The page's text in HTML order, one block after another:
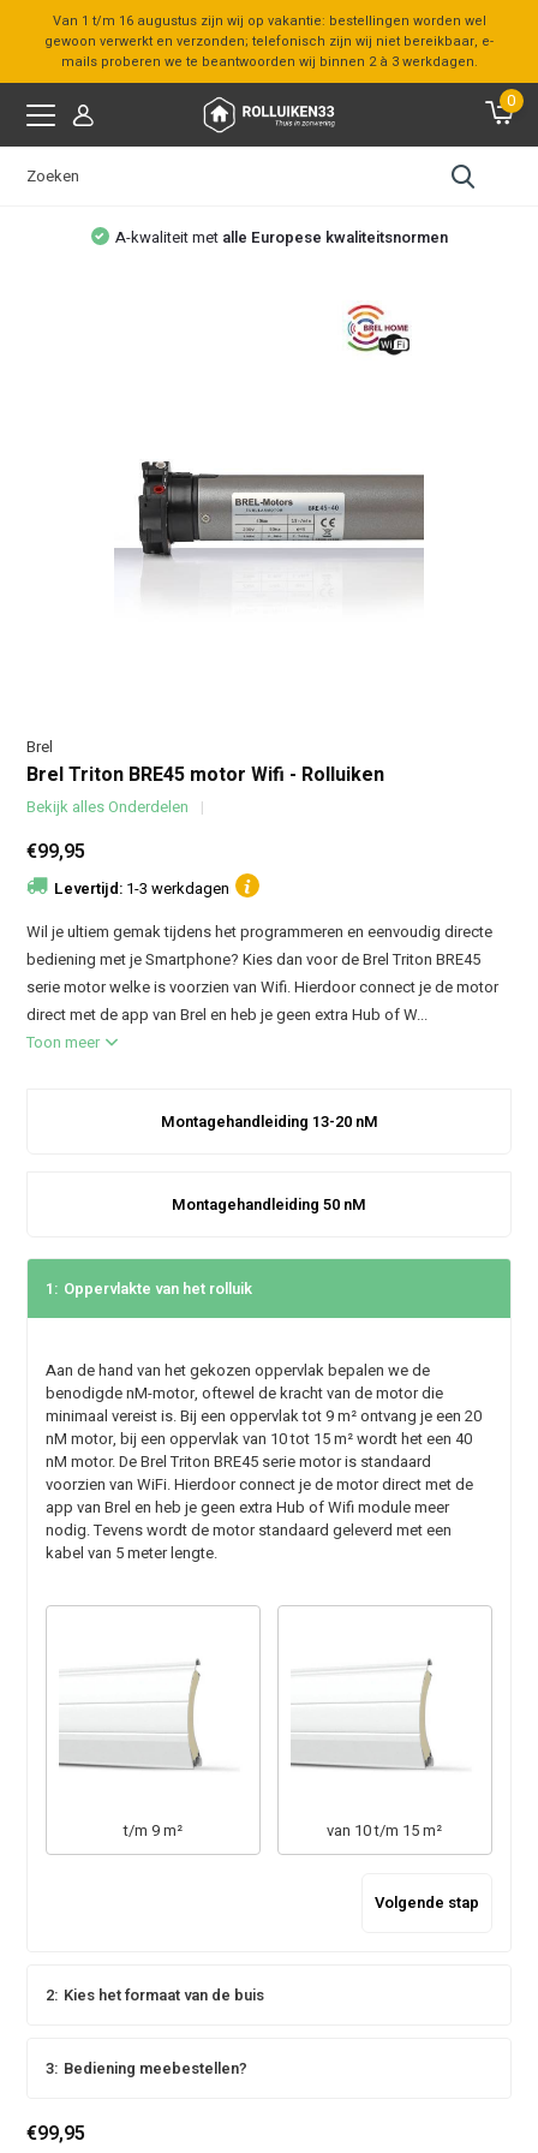
Van 1 t/m 16 augustus zijn wij op vakantie: bestellingen worden wel
gewoon verwerkt en verzonden; telefonisch zijn wij niet bereikbaar, e-
mails proberen we te beantwoorden wij binnen 2 à 3 werkdagen.
0
A-kwaliteit met alle Europese kwaliteitsnormen
Brel
Brel Triton BRE45 motor Wifi - Rolluiken
Bekijk alles Onderdelen
€99,95
Levertijd: 1-3 werkdagen
Wil je ultiem gemak tijdens het programmeren en eenvoudig directe
bediening met je Smartphone? Kies dan voor de Brel Triton BRE45
serie motor welke is voorzien van Wifi. Hierdoor connect je de motor
direct met de app van Brel en heb je geen extra Hub of W...
Toon meer
Montagehandleiding 13-20 nM
Montagehandleiding 50 nM
1: Oppervlakte van het rolluik
Aan de hand van het gekozen oppervlak bepalen we de
benodigde nM-motor, oftewel de kracht van de motor die
minimaal vereist is. Bij een oppervlak tot 9 m² ontvang je een 20
nM motor, bij een oppervlak van 10 tot 15 m² wordt het een 40
nM motor. De Brel Triton BRE45 serie motor is standaard
voorzien van WiFi. Hierdoor connect je de motor direct met de
app van Brel en heb je geen extra Hub of Wifi module meer
nodig. Tevens wordt de motor standaard geleverd met een
kabel van 5 meter lengte.
t/m 9 m² van 10 t/m 15 m²
Volgende stap
2: Kies het formaat van de buis
3: Bediening meebestellen?
€99,95